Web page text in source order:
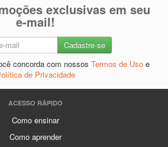
exclusivas em seu
e-mail!
concorda com nossos Termos de Uso e
de Privacidade
ACESSO RÁPIDO
Como ensinar
Como aprender